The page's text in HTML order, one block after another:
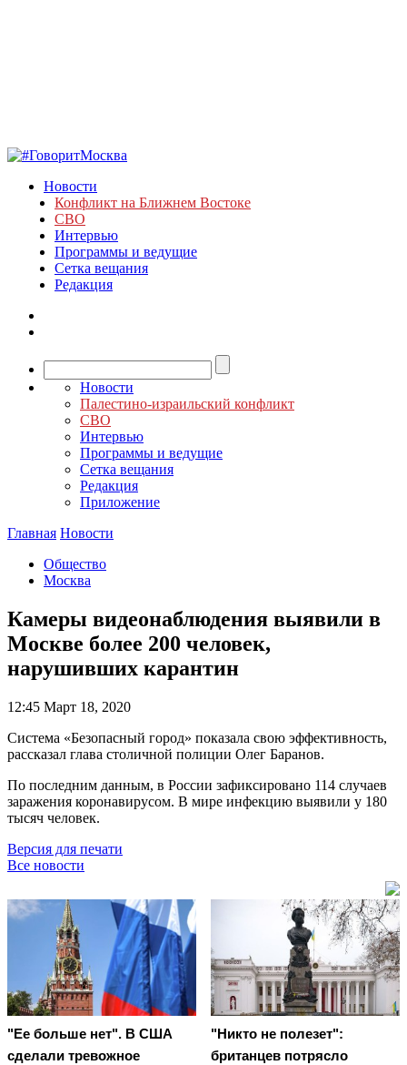
Новости
Конфликт на Ближнем Востоке
СВО
Интервью
Программы и ведущие
Сетка вещания
Редакция
Новости
Палестино-израильский конфликт
СВО
Интервью
Программы и ведущие
Сетка вещания
Редакция
Приложение
Главная Новости
Общество
Москва
Камеры видеонаблюдения выявили в
Москве более 200 человек,
нарушивших карантин
12:45 Март 18, 2020
Система «Безопасный город» показала свою эффективность,
рассказал глава столичной полиции Олег Баранов.
По последним данным, в России зафиксировано 114 случаев
заражения коронавирусом. В мире инфекцию выявили у 180
тысяч человек.
Версия для печати
Все новости
"Ее больше нет". В США
сделали тревожное
"Никто не полезет":
британцев потрясло